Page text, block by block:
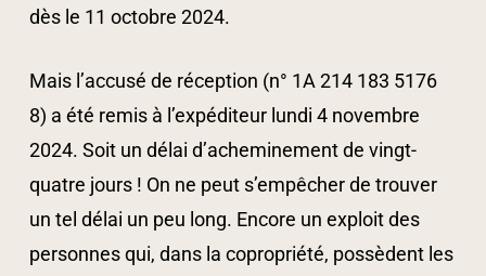
dès le 11 octobre 2024.
Mais l’accusé de réception (n° 1A 214 183 5176
8) a été remis à l’expéditeur lundi 4 novembre
2024. Soit un délai d’acheminement de vingt-
quatre jours ! On ne peut s’empêcher de trouver
un tel délai un peu long. Encore un exploit des
personnes qui, dans la copropriété, possèdent les